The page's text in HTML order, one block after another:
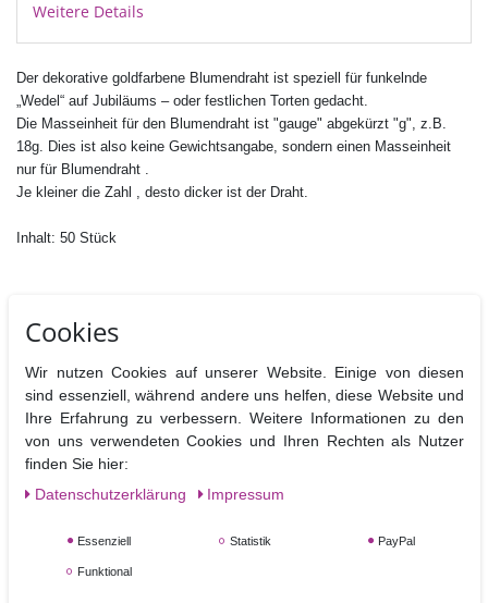
Weitere Details
Der dekorative goldfarbene Blumendraht ist speziell für funkelnde
„Wedel“ auf Jubiläums – oder festlichen Torten gedacht.
Die Masseinheit für den Blumendraht ist "gauge" abgekürzt "g", z.B.
18g. Dies ist also keine Gewichtsangabe, sondern einen Masseinheit
nur für Blumendraht .
Je kleiner die Zahl , desto dicker ist der Draht.
Inhalt: 50 Stück
Ähnliche Artikel
Cookies
Wir nutzen Cookies auf unserer Website. Einige von diesen
sind essenziell, während andere uns helfen, diese Website und
Ihre Erfahrung zu verbessern. Weitere Informationen zu den
von uns verwendeten Cookies und Ihren Rechten als Nutzer
finden Sie hier:
Daten­schutz­erklärung
Impressum
Essenziell Statistik PayPal
Funktional